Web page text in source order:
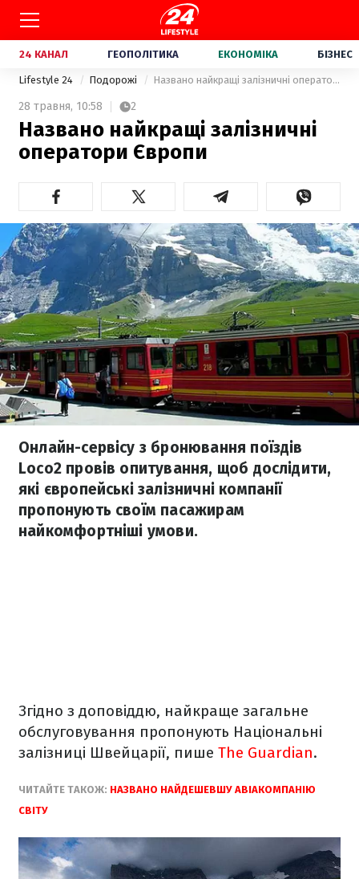
24 КАНАЛ ГЕОПОЛІТИКА ЕКОНОМІКА БІЗНЕС
Lifestyle 24 Подорожі Названо найкращі залізничні оператори Європи
28 травня, 10:58 2
Названо найкращі залізничні
оператори Європи
Онлайн-сервісу з бронювання поїздів
Loco2 провів опитування, щоб дослідити,
які європейські залізничні компанії
пропонують своїм пасажирам
найкомфортніші умови.
Згідно з доповіддю, найкраще загальне
обслуговування пропонують Національні
залізниці Швейцарії, пише The Guardian.
ЧИТАЙТЕ ТАКОЖ: НАЗВАНО НАЙДЕШЕВШУ АВІАКОМПАНІЮ
СВІТУ